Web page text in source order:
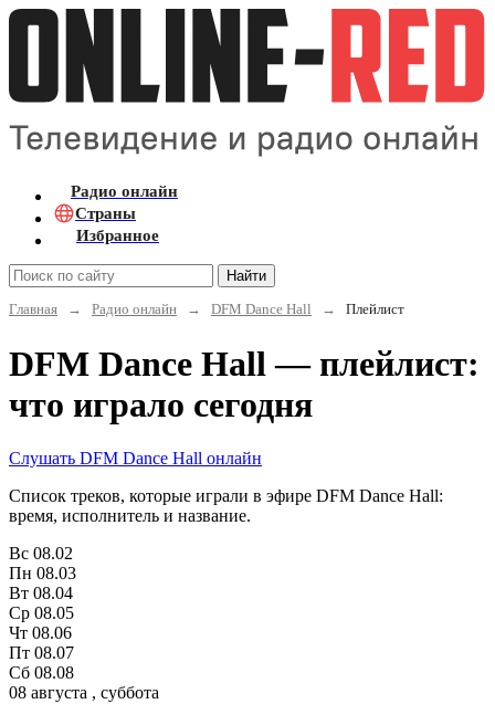
Радио онлайн
Страны
Избранное
Найти
Главная
→ Радио онлайн → DFM Dance Hall → Плейлист
DFM Dance Hall — плейлист:
что играло сегодня
Слушать DFM Dance Hall онлайн
Список треков, которые играли в эфире DFM Dance Hall:
время, исполнитель и название.
Вс 08.02
Пн 08.03
Вт 08.04
Ср 08.05
Чт 08.06
Пт 08.07
Сб 08.08
08 августа , суббота